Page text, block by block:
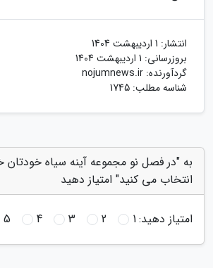
انتشار: 1 اردیبهشت 1404
بروزرسانی: 1 اردیبهشت 1404
گردآورنده: nojumnews.ir
شناسه مطلب: 1745
به "در فصل نو مجموعه آینه سیاه خودتان
انتخاب می کنید" امتیاز دهید
امتیاز دهید:1
2
3
4
5